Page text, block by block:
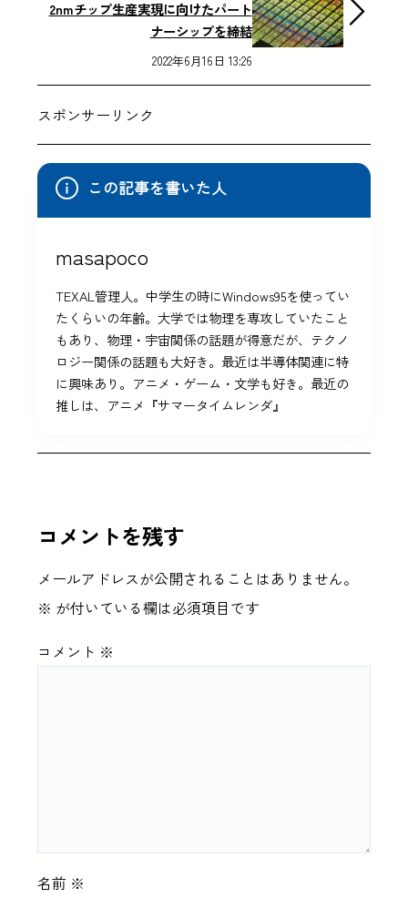
2nmチップ生産実現に向けたパート
ナーシップを締結
2022年6月16日 13:26
スポンサーリンク
この記事を書いた人
masapoco
TEXAL管理人。中学生の時にWindows95を使ってい
たくらいの年齢。大学では物理を専攻していたこと
もあり、物理・宇宙関係の話題が得意だが、テクノ
ロジー関係の話題も大好き。最近は半導体関連に特
に興味あり。アニメ・ゲーム・文学も好き。最近の
推しは、アニメ『サマータイムレンダ』
コメントを残す
メールアドレスが公開されることはありません。
※ が付いている欄は必須項目です
コメント ※
名前 ※